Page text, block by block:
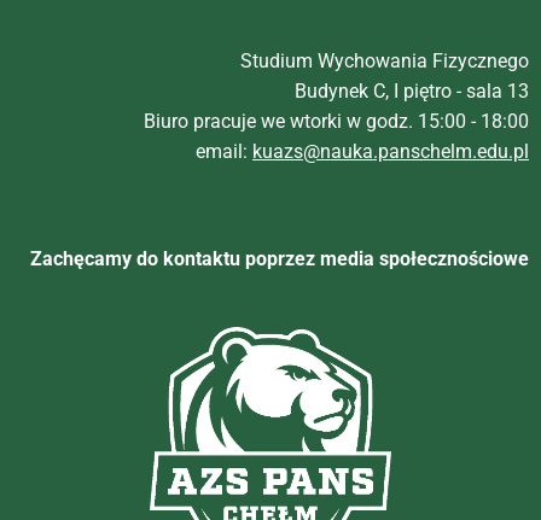
Studium Wychowania Fizycznego
Budynek C, I piętro - sala 13
Biuro pracuje we wtorki w godz. 15:00 - 18:00
email: kuazs@nauka.panschelm.edu.pl
Zachęcamy do kontaktu poprzez media społecznościowe